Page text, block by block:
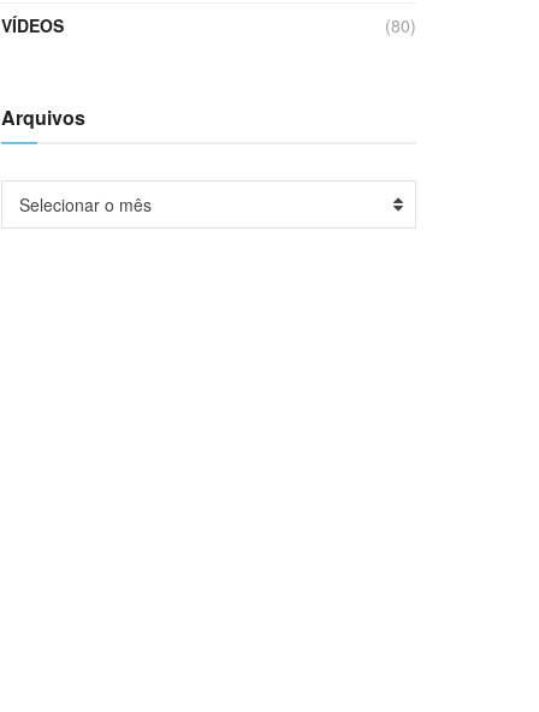
VÍDEOS
(80)
Arquivos
Arquivos
Selecionar o mês